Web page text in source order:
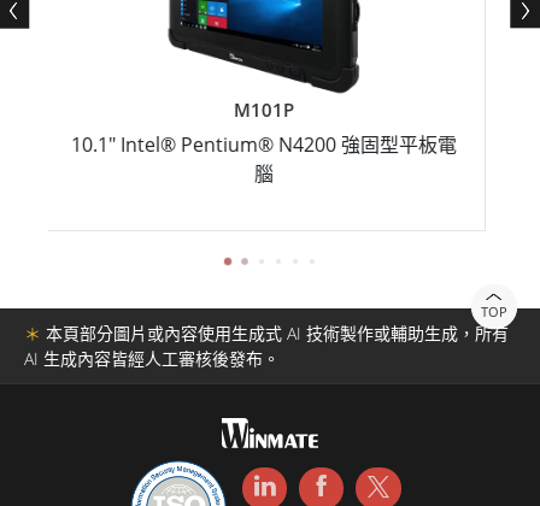
Intel® Pentium® N4200 強固型平板電
11.6"
TOP
＊ 本頁部分圖片或內容使用生成式 AI 技術製作或輔助生成，所有
AI 生成內容皆經人工審核後發布。